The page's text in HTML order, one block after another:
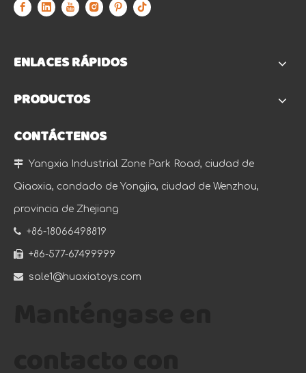
ENLACES RÁPIDOS
PRODUCTOS
CONTÁCTENOS
 Yangxia Industrial Zone Park Road, ciudad de
Qiaoxia, condado de Yongjia, ciudad de Wenzhou,
provincia de Zhejiang
 +86-18066498819
 +86-577-67499999
 sale1@huaxiatoys.com